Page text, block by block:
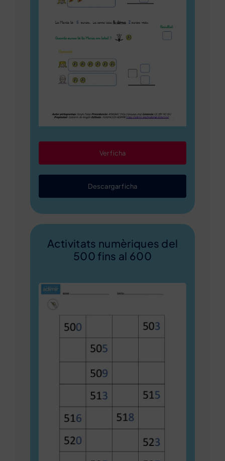
Ver ficha
Descargar ficha
Activitats numèriques del
500 fins al 600